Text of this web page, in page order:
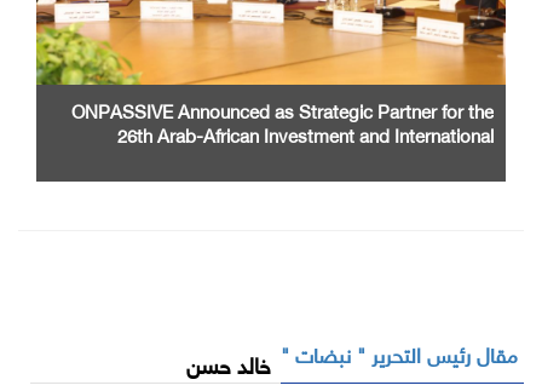
ONPASSIVE Announced as Strategic Partner for the
26th Arab-African Investment and International
مقال رئيس التحرير " نبضات " خالد حسن